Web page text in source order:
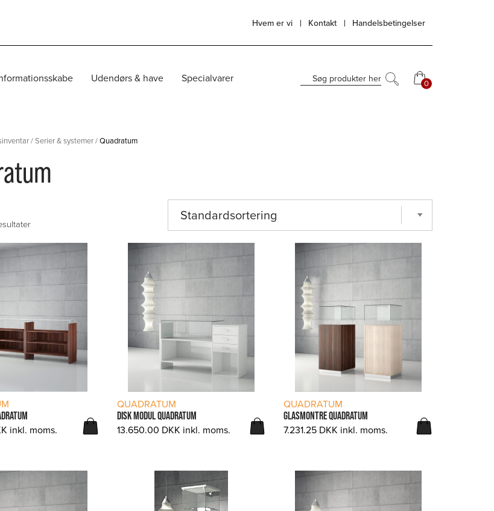
Hvem er vi Kontakt Handelsbetingelser
Udendørs & have Specialvarer Søg produkter her 0
0
/Serier & systemer/Quadratum
LÆS MERE
inkl. moms.
LÆS MERE
QUADRATUM
DISK MODUL QUADRATUM
13.650.00 DKK inkl. moms.
LÆS MERE
QUADRATUM
GLASMONTRE QUADRATUM
7.231.25 DKK inkl. moms.